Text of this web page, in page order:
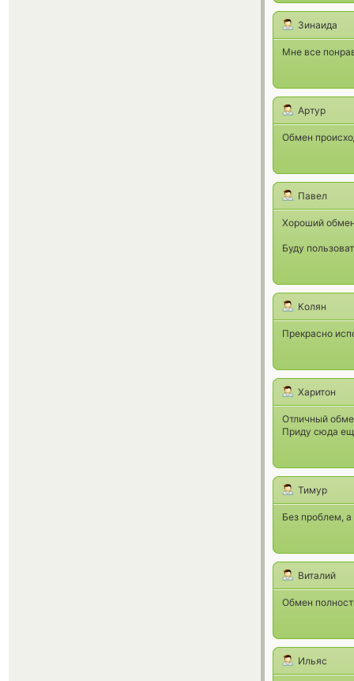
Зинаида
Мне все
Артур
Обмен
Павел
Хороший
Буду
Колян
Прекрасно
Харитон
Отличный
Приду сюда
Тимур
Без проблем,
Виталий
Обмен
Ильяс